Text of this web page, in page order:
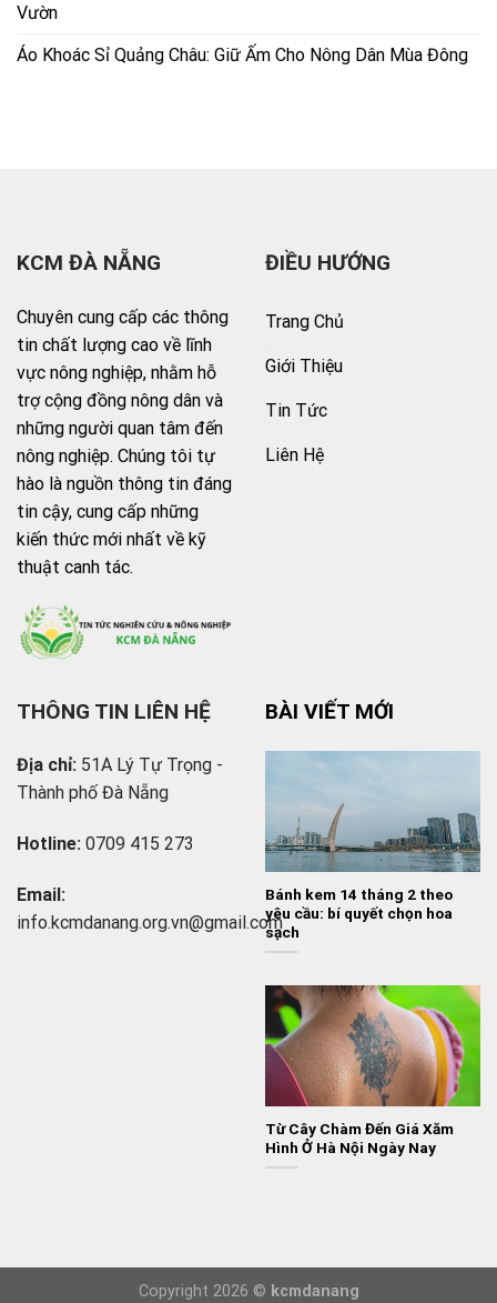
Vườn
Áo Khoác Sỉ Quảng Châu: Giữ Ấm Cho Nông Dân Mùa Đông
KCM ĐÀ NẴNG
Chuyên cung cấp các thông
tin chất lượng cao về lĩnh
vực nông nghiệp, nhằm hỗ
trợ cộng đồng nông dân và
những người quan tâm đến
nông nghiệp. Chúng tôi tự
hào là nguồn thông tin đáng
tin cậy, cung cấp những
kiến thức mới nhất về kỹ
thuật canh tác.
ĐIỀU HƯỚNG
Trang Chủ
Giới Thiệu
Tin Tức
Liên Hệ
THÔNG TIN LIÊN HỆ
Địa chỉ: 51A Lý Tự Trọng -
Thành phố Đà Nẵng
Hotline: 0709 415 273
Email:
info.kcmdanang.org.vn@gmail.com
BÀI VIẾT MỚI
Bánh kem 14 tháng 2 theo
yêu cầu: bí quyết chọn hoa
sạch
Từ Cây Chàm Đến Giá Xăm
Hình Ở Hà Nội Ngày Nay
Copyright 2026 © kcmdanang